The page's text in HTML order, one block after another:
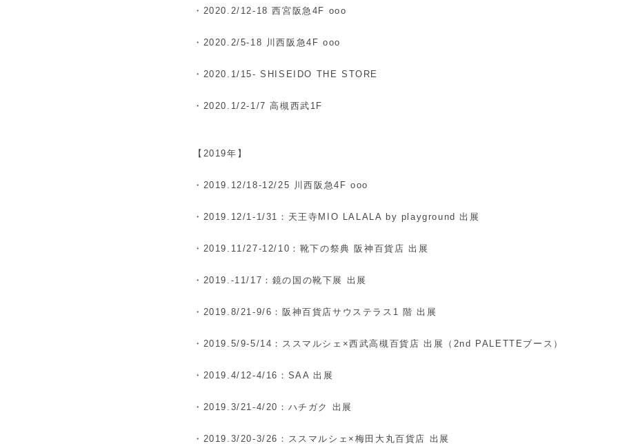
・2020.2/12-18 西宮阪急4F ooo
・2020.2/5-18 川西阪急4F ooo
・2020.1/15- SHISEIDO THE STORE
・2020.1/2-1/7 高槻西武1F
【2019年】
・2019.12/18-12/25 川西阪急4F ooo
・2019.12/1-1/31：天王寺MIO LALALA by playground 出展
・2019.11/27-12/10：靴下の祭典 阪神百貨店 出展
・2019.-11/17：鏡の国の靴下展 出展
・2019.8/21-9/6：阪神百貨店サウステラス1 階 出展
・2019.5/9-5/14：ススマルシェ×西武高槻百貨店 出展（2nd PALETTEブース）
・2019.4/12-4/16：SAA 出展
・2019.3/21-4/20：ハチガク 出展
・2019.3/20-3/26：ススマルシェ×梅田大丸百貨店 出展